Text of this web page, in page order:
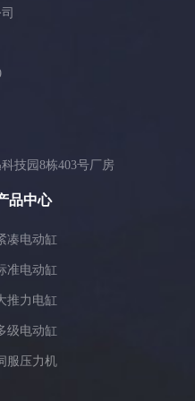
技园8栋403号厂房
品中心
凑电动缸
准电动缸
推力电缸
级电动缸
服压力机